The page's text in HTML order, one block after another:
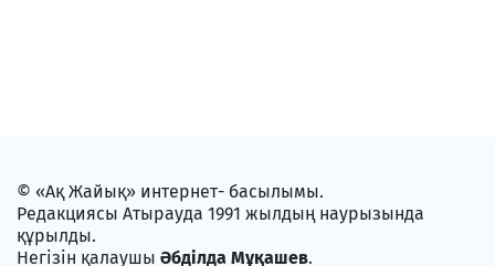
© «Ақ Жайық» интернет- басылымы.
Редакциясы Атырауда 1991 жылдың наурызында
құрылды.
Негізін қалаушы Әбділда Мұқашев.